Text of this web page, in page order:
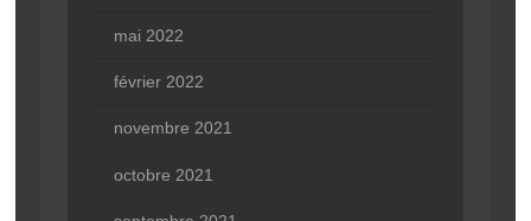
mai 2022
février 2022
novembre 2021
octobre 2021